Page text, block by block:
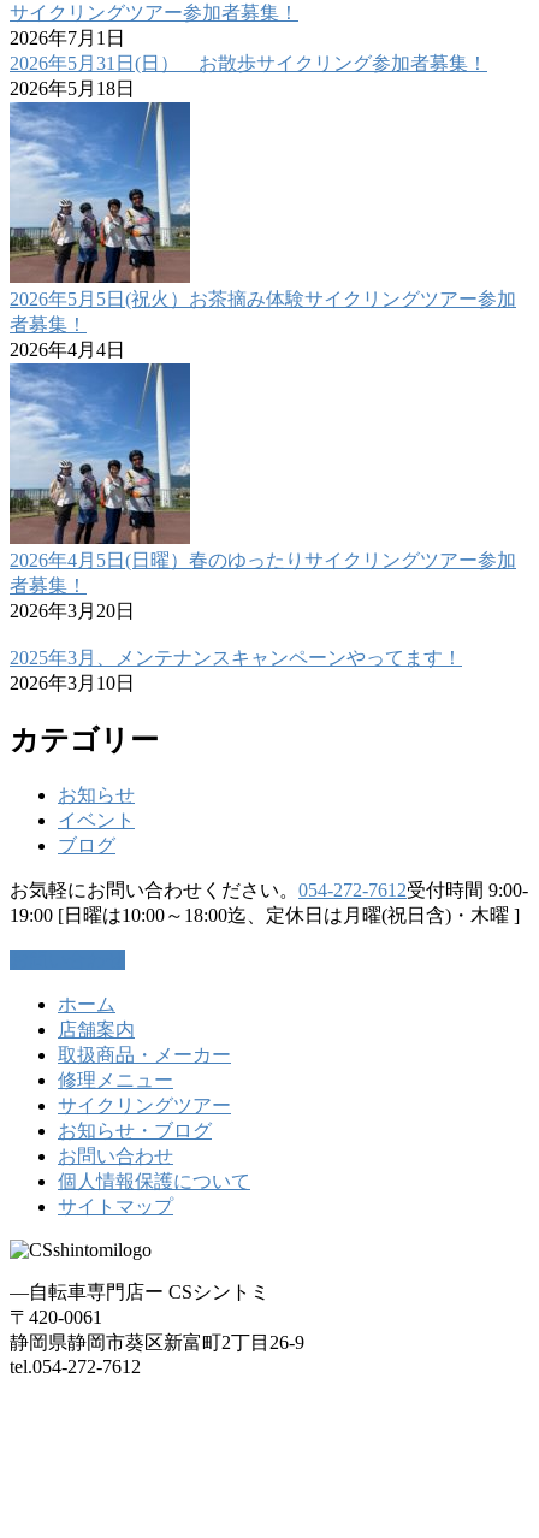
サイクリングツアー参加者募集！
2026年7月1日
2026年5月31日(日） お散歩サイクリング参加者募集！
2026年5月18日
2026年5月5日(祝火）お茶摘み体験サイクリングツアー参加
者募集！
2026年4月4日
2026年4月5日(日曜）春のゆったりサイクリングツアー参加
者募集！
2026年3月20日
2025年3月、メンテナンスキャンペーンやってます！
2026年3月10日
カテゴリー
お知らせ
イベント
ブログ
お気軽にお問い合わせください。 054-272-7612受付時間 9:00-
19:00 [日曜は10:00～18:00迄、定休日は月曜(祝日含)・木曜 ]
ホーム
店舗案内
取扱商品・メーカー
修理メニュー
サイクリングツアー
お知らせ・ブログ
お問い合わせ
個人情報保護について
サイトマップ
―自転車専門店ー CSシントミ
〒420-0061
静岡県静岡市葵区新富町2丁目26-9
tel.054-272-7612